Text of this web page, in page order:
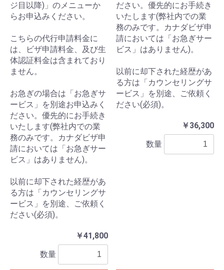
ジ目以降)」のメニューか
らお申込みください。
こちらの代行申請料金に
は、ビザ申請料金、及び生
体認証料金は含まれており
ません。
お急ぎの場合は「お急ぎサ
ービス」を別途お申込みく
ださい。優先的にお手続き
いたします(弊社内での業
務のみです。カナダビザ申
請においては「お急ぎサー
ビス」はありません)。
以前に却下された経歴があ
る方は「カウンセリングサ
ービス」を別途、ご依頼く
ださい(必須)。
￥41,800
数量
ださい。優先的にお手続き
いたします(弊社内での業
務のみです。カナダビザ申
請においては「お急ぎサー
ビス」はありません)。
以前に却下された経歴があ
る方は「カウンセリングサ
ービス」を別途、ご依頼く
ださい(必須)。
￥36,300
数量